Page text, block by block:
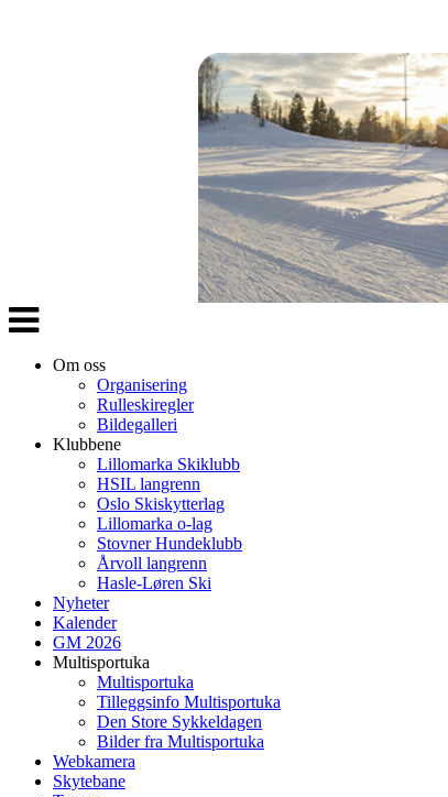
Veksle
navigasjon
Om oss
Organisering
Rulleskiregler
Bildegalleri
Klubbene
Lillomarka Skiklubb
HSIL langrenn
Oslo Skiskytterlag
Lillomarka o-lag
Stovner Hundeklubb
Årvoll langrenn
Hasle-Løren Ski
Nyheter
Kalender
GM 2026
Multisportuka
Multisportuka
Tilleggsinfo Multisportuka
Den Store Sykkeldagen
Bilder fra Multisportuka
Webkamera
Skytebane